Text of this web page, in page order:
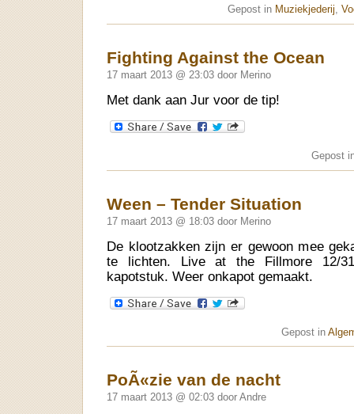
Gepost in Muziekjederij
Fighting Against the Ocean
17 maart 2013 @ 23:03 door Merino
Met dank aan Jur voor de tip!
Gepost
Ween – Tender Situation
17 maart 2013 @ 18:03 door Merino
De klootzakken zijn er gewoon mee
te lichten. Live at the Fillmore 12/
kapotstuk. Weer onkapot gemaakt.
Gepost in
PoÃ«zie van de nacht
17 maart 2013 @ 02:03 door Andre